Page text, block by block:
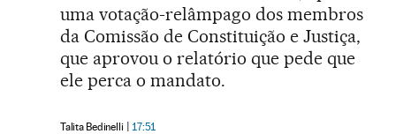
uma votação-relâmpago dos membros
da Comissão de Constituição e Justiça,
que aprovou o relatório que pede que
ele perca o mandato.
Talita Bedinelli 17:51